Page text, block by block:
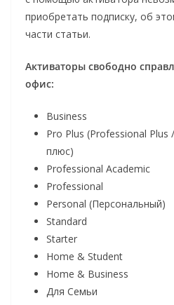
приобретать подписку, об
части статьи.
Активаторы свободно
офис:
Business
Pro Plus (Professional
плюс)
Professional Academic
Professional
Personal (Персональный)
Standard
Starter
Home & Student
Home & Business
Для Семьи